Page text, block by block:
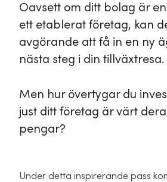
Oavsett om ditt bolag är
ett etablerat företag, kan
avgörande att få in en ny
nästa steg i din tillväxtresa.
Men hur övertygar du
just ditt företag är värt
pengar?
Under detta inspirerande pass